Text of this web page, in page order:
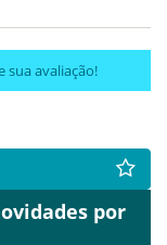
sua avaliação!
por